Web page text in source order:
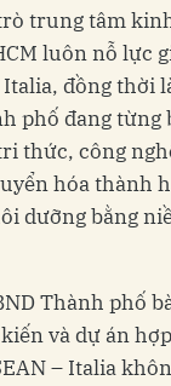
trung tâm
luôn nỗ lực
Italia, đồng thời
phố đang
thức, công
hóa thành
dưỡng bằng
Thành phố
và dự án
– Italia